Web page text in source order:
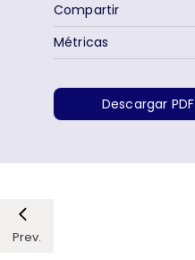
Descargar PDF
Métricas
Compartir
Prev.